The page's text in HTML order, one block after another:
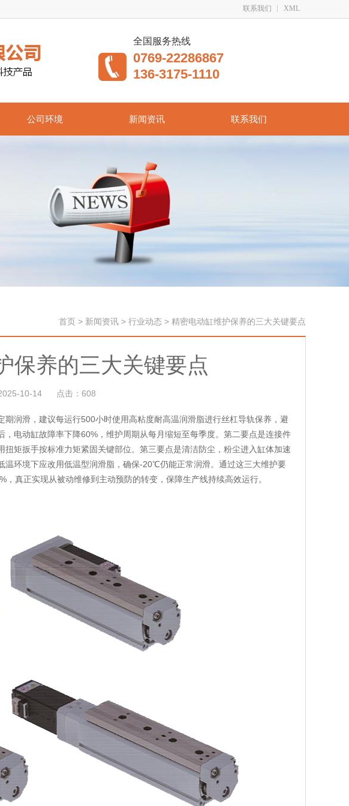
联系我们 XML
全国服务热线
0769-22286867
136-3175-1110
公司环境 新闻资讯 联系我们
首页 > 新闻资讯 > 行业动态 > 精密电动缸维护保养的三大关键要点
保养的三大关键要点
10-14 点击：608
润滑，建议每运行500小时使用高粘度耐高温润滑脂进行丝杠导轨保养，避
电动缸故障率下降60%，维护周期从每月缩短至每季度。第二要点是连接件
矩扳手按标准力矩紧固关键部位。第三要点是清洁防尘，粉尘进入缸体加速
环境下应改用低温型润滑脂，确保-20℃仍能正常润滑。通过这三大维护要
真正实现从被动维修到主动预防的转变，保障生产线持续高效运行。